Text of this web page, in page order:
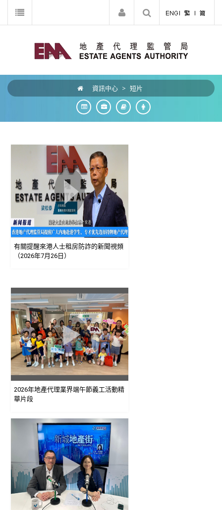
資訊中心 > 短片
有關提醒來港人士租房防詐的新聞視頻
（2026年7月26日）
2026年地產代理業界端午節義工活動精
華片段